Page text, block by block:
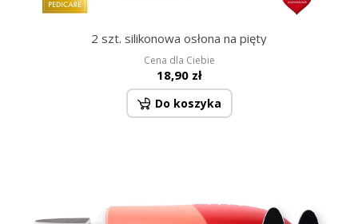
2 szt. silikonowa osłona na pięty
Cena dla Ciebie
18,90 zł
Do koszyka